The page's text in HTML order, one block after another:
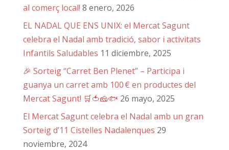
al comerç local! 8 enero, 2026
EL NADAL QUE ENS UNIX: el Mercat Sagunt
celebra el Nadal amb tradició, sabor i activitats
Infantils Saludables 11 diciembre, 2025
🎉 Sorteig “Carret Ben Plenet” – Participa i
guanya un carret amb 100 € en productes del
Mercat Sagunt! 🛒🍅🧀🐟 26 mayo, 2025
El Mercat Sagunt celebra el Nadal amb un gran
Sorteig d’11 Cistelles Nadalenques 29
noviembre, 2024